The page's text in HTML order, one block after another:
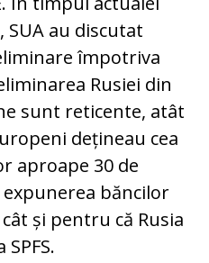
au discutat
împotriva
Rusiei din
sunt reticente, atât
dețineau cea
aproape 30 de
băncilor
și pentru că Rusia